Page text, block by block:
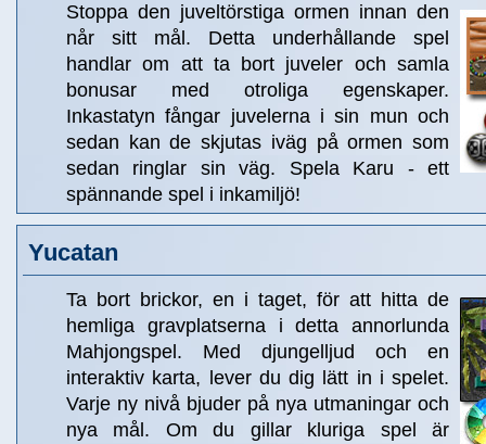
Stoppa den juveltörstiga ormen innan den
når sitt mål. Detta underhållande spel
handlar om att ta bort juveler och samla
bonusar med otroliga egenskaper.
Inkastatyn fångar juvelerna i sin mun och
sedan kan de skjutas iväg på ormen som
sedan ringlar sin väg. Spela Karu - ett
spännande spel i inkamiljö!
Yucatan
Ta bort brickor, en i taget, för att hitta de
hemliga gravplatserna i detta annorlunda
Mahjongspel. Med djungelljud och en
interaktiv karta, lever du dig lätt in i spelet.
Varje ny nivå bjuder på nya utmaningar och
nya mål. Om du gillar kluriga spel är